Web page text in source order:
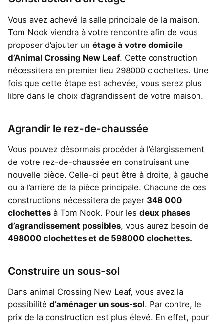
Vous avez achevé la salle principale de la maison.
Tom Nook viendra à votre rencontre afin de vous
proposer d’ajouter un étage à votre domicile
d’Animal Crossing New Leaf. Cette construction
nécessitera en premier lieu 298000 clochettes. Une
fois que cette étape est achevée, vous serez plus
libre dans le choix d’agrandissent de votre maison.
Agrandir le rez-de-chaussée
Vous pouvez désormais procéder à l’élargissement
de votre rez-de-chaussée en construisant une
nouvelle pièce. Celle-ci peut être à droite, à gauche
ou à l’arrière de la pièce principale. Chacune de ces
constructions nécessitera de payer 348 000
clochettes à Tom Nook. Pour les deux phases
d’agrandissement possibles, vous aurez besoin de
498000 clochettes et de 598000 clochettes.
Construire un sous-sol
Dans animal Crossing New Leaf, vous avez la
possibilité d’aménager un sous-sol. Par contre, le
prix de la construction est plus élevé. En effet, pour